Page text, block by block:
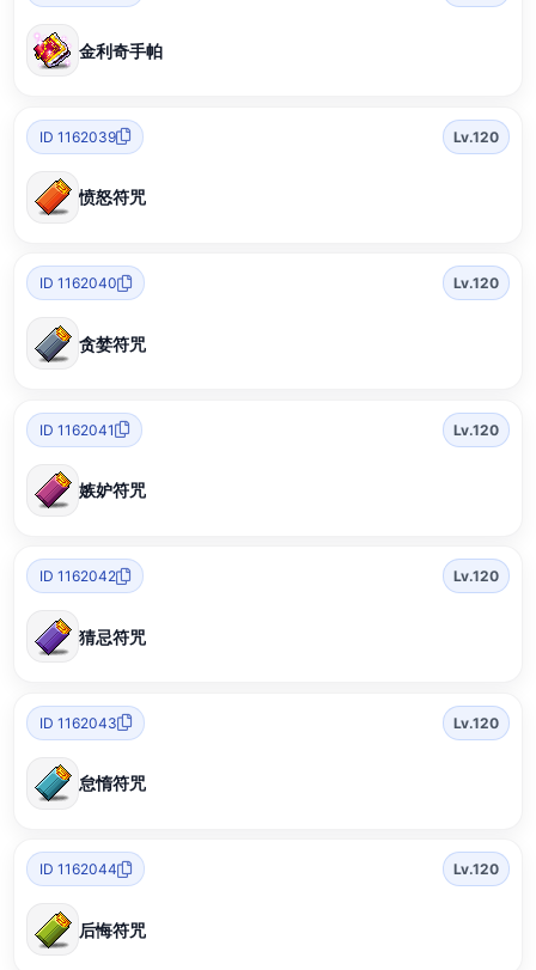
金利奇手帕
ID 1162039 Lv.120
愤怒符咒
ID 1162040 Lv.120
贪婪符咒
ID 1162041 Lv.120
嫉妒符咒
ID 1162042 Lv.120
猜忌符咒
ID 1162043 Lv.120
怠惰符咒
ID 1162044 Lv.120
后悔符咒